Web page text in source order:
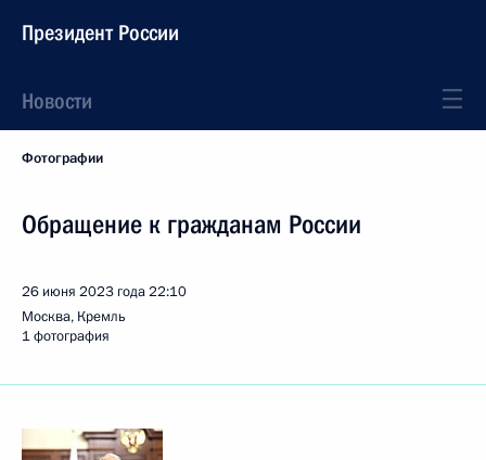
Президент России
Новости
Фотографии
Обращение к гражданам России
26 июня 2023 года22:10
Москва, Кремль
1 фотография